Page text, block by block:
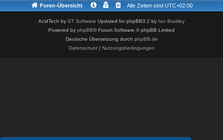
Foren-Übersicht Alle Zeiten sind UTC+02:00
AcidTech by ST Software Updated for phpBB3.2 by Ian Bradley
Powered by phpBB® Forum Software © phpBB Limited
Deutsche Übersetzung durch phpBB.de
Datenschutz| Nutzungsbedingungen